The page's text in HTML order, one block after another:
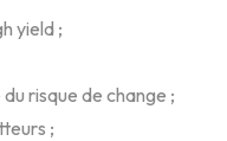
yield ;
risque de change ;
;